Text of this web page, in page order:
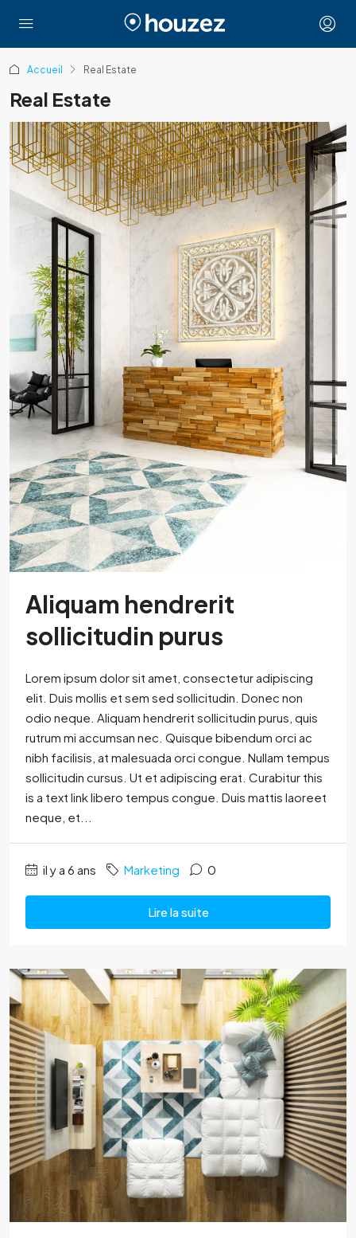
Accueil Real Estate
Real Estate
Aliquam hendrerit
sollicitudin purus
Lorem ipsum dolor sit amet, consectetur adipiscing
elit. Duis mollis et sem sed sollicitudin. Donec non
odio neque. Aliquam hendrerit sollicitudin purus, quis
rutrum mi accumsan nec. Quisque bibendum orci ac
nibh facilisis, at malesuada orci congue. Nullam tempus
sollicitudin cursus. Ut et adipiscing erat. Curabitur this
is a text link libero tempus congue. Duis mattis laoreet
neque, et...
il y a 6 ans Marketing 0
Lire la suite